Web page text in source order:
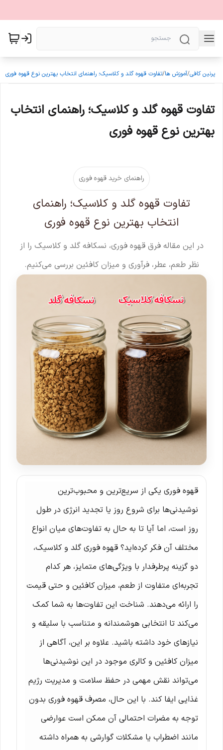
پرنین کافی/آموزش ها/تفاوت قهوه گلد و کلاسیک؛ راهنمای انتخاب بهترین نوع قهوه فوری
تفاوت قهوه گلد و کلاسیک؛ راهنمای انتخاب
بهترین نوع قهوه فوری
راهنمای خرید قهوه فوری
تفاوت قهوه گلد و کلاسیک؛ راهنمای
انتخاب بهترین نوع قهوه فوری
در این مقاله فرق قهوه فوری، نسکافه گلد و کلاسیک را از
نظر طعم، عطر، فرآوری و میزان کافئین بررسی می‌کنیم.
قهوه فوری یکی از سریع‌ترین و محبوب‌ترین
نوشیدنی‌ها برای شروع روز یا تجدید انرژی در طول
روز است، اما آیا تا به حال به تفاوت‌های میان انواع
مختلف آن فکر کرده‌اید؟ قهوه فوری گلد و کلاسیک،
دو گزینه پرطرفدار با ویژگی‌های متمایز، هر کدام
تجربه‌ای متفاوت از طعم، میزان کافئین و حتی قیمت
را ارائه می‌دهند. شناخت این تفاوت‌ها به شما کمک
می‌کند تا انتخابی هوشمندانه و متناسب با سلیقه و
نیازهای خود داشته باشید. علاوه بر این، آگاهی از
میزان کافئین و کالری موجود در این نوشیدنی‌ها
می‌تواند نقش مهمی در حفظ سلامت و مدیریت رژیم
غذایی ایفا کند. با این حال، مصرف قهوه فوری بدون
توجه به مضرات احتمالی آن ممکن است عوارضی
مانند اضطراب یا مشکلات گوارشی به همراه داشته